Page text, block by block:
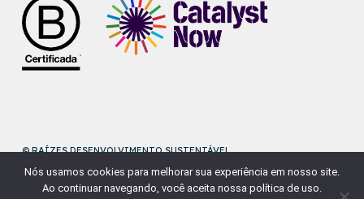
© RAÍZES DESENVOLVIMENTO SUSTENTÁVEL
DESENVOLVIDO PORNAÇÃODESIGN
Nós usamos cookies para melhorar sua experiência em nosso site.
Ao continuar navegando, você aceita nossa política de uso.